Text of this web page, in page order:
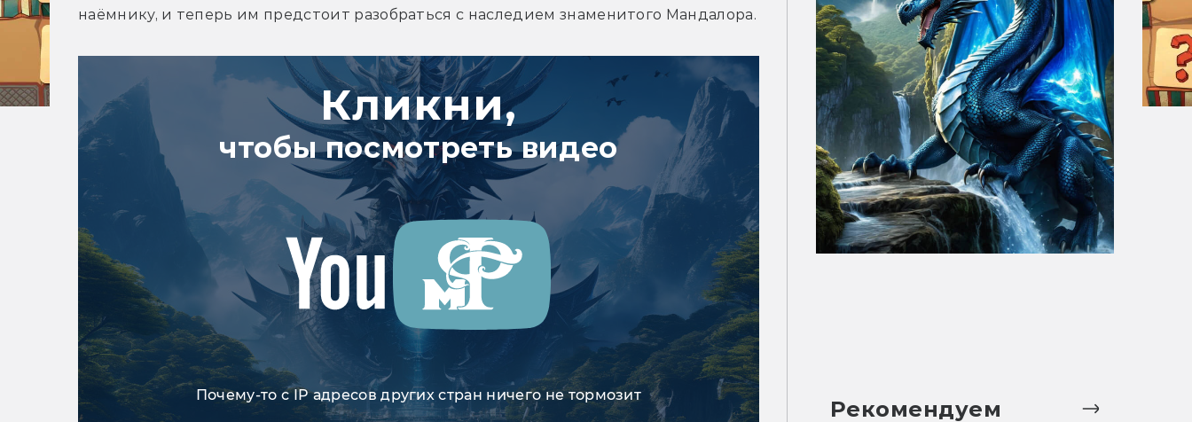
наёмнику, и теперь им предстоит разобраться с наследием знаменитого Мандалора.
Кликни,
чтобы посмотреть видео
Почему-то с IP адресов других стран ничего не тормозит
Рекомендуем